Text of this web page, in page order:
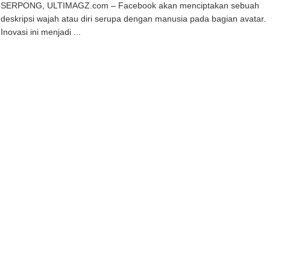
SERPONG, ULTIMAGZ.com – Facebook akan menciptakan sebuah
deskripsi wajah atau diri serupa dengan manusia pada bagian avatar.
Inovasi ini menjadi ...